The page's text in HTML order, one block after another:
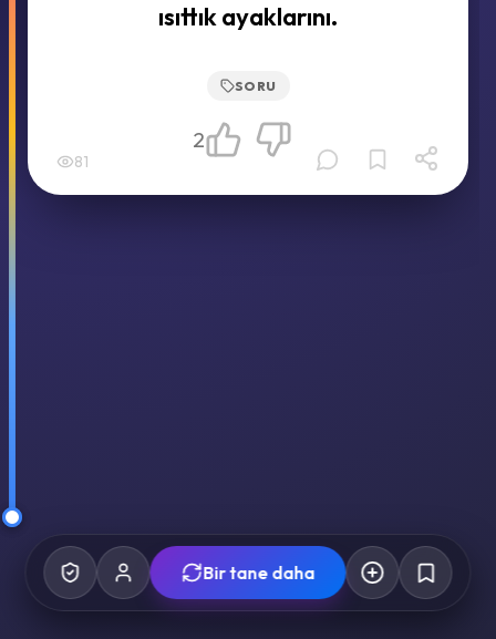
ısıttık ayaklarını.
SORU
81
2
Bir tane daha